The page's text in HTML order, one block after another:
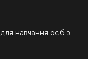
навчання осіб з